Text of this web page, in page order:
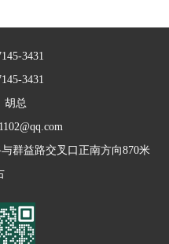
3431
3431
胡总
群益路交叉口正南方向870米